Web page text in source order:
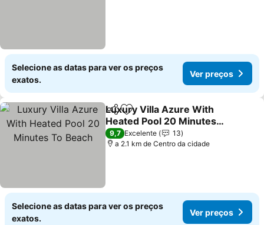
Selecione as datas para ver os preços
exatos.
Ver preços
PartilharAdicionar aos favoritos
Luxury Villa Azure With
Heated Pool 20 Minutes
To Beach
Ver preços
9,7 Excelente
13
a 2.1 km de Centro da cidade
Selecione as datas para ver os preços
exatos.
Ver preços